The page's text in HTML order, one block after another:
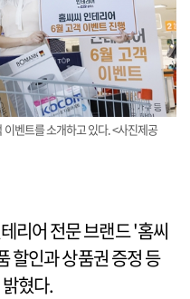
벤트를 소개하고 있다. <사진제공
리어 전문 브랜드 '홈씨
할인과 상품권 증정 등
혔다.